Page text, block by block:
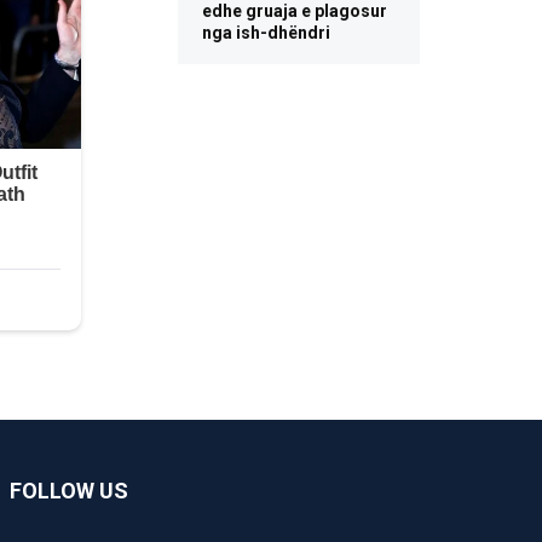
edhe gruaja e plagosur
nga ish-dhëndri
FOLLOW US